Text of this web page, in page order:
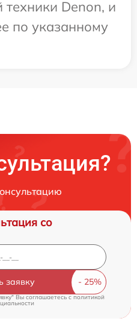
Denon, и
по указанному
со
заявку
Вы соглашаетесь c политикой